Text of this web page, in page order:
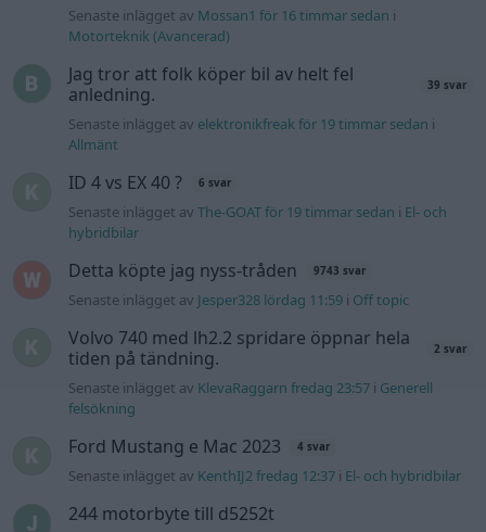
Senaste inlägget av Mossan1 för 16 timmar sedan i
Motorteknik (Avancerad)
Jag tror att folk köper bil av helt fel
anledning.
39 svar
Senaste inlägget av elektronikfreak för 19 timmar sedan i
Allmänt
ID 4 vs EX 40 ? 6 svar
Senaste inlägget avThe-GOAT för 19 timmar sedan i El- och
hybridbilar
Detta köpte jag nyss-tråden 9743 svar
Senaste inlägget av Jesper328 lördag 11:59 i Off topic
Volvo 740 med lh2.2 spridare öppnar hela
tiden på tändning.
2 svar
Senaste inlägget av KlevaRaggarn fredag 23:57 i Generell
felsökning
Ford Mustang e Mac 2023 4 svar
Senaste inlägget av KenthIJ2 fredag 12:37 i El- och hybridbilar
244 motorbyte till d5252t